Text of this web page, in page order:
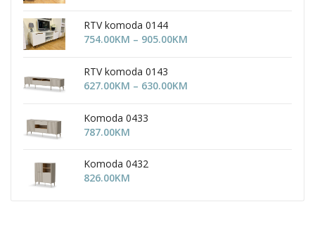
RTV komoda 0144
754.00KM – 905.00KM
RTV komoda 0143
627.00KM – 630.00KM
Komoda 0433
787.00KM
Komoda 0432
826.00KM